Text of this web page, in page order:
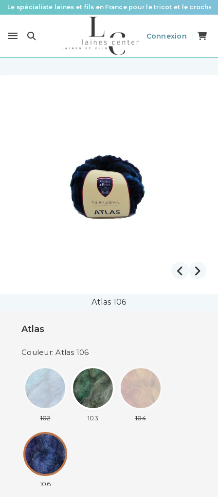
Le spécialiste laines et fils en France pour le tricot et le crochet
Livraison offerte à partir de 58 € d’achat
Connexion
Atlas 106
Atlas
Couleur: Atlas 106
102 103 104
106